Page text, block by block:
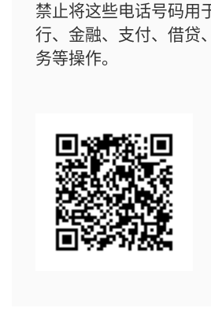
禁止将这些电话号码用
行、金融、支付、借贷
务等操作。